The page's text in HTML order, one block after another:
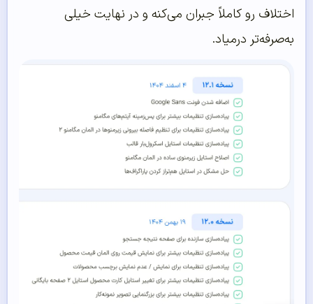
اختلاف رو کاملاً جبران می‌کنه و در نهایت خیلی
به‌صرفه‌تر درمیاد.